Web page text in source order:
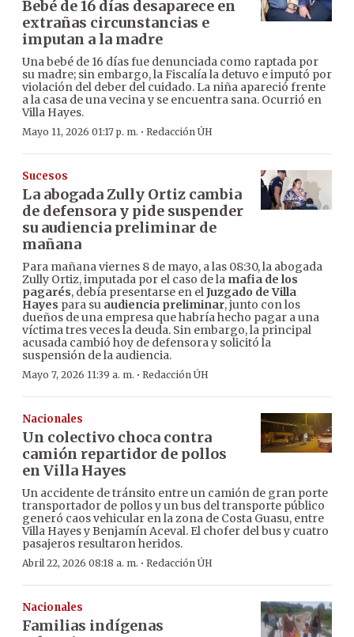
Bebé de 16 días desaparece en
extrañas circunstancias e
imputan a la madre
Una bebé de 16 días fue denunciada como raptada por
su madre; sin embargo, la Fiscalía la detuvo e imputó por
violación del deber del cuidado. La niña apareció frente
a la casa de una vecina y se encuentra sana. Ocurrió en
Villa Hayes.
Mayo 11, 2026 01:17 p. m. · Redacción ÚH
Sucesos
La abogada Zully Ortiz cambia
de defensora y pide suspender
su audiencia preliminar de
mañana
Para mañana viernes 8 de mayo, a las 08:30, la abogada
Zully Ortiz, imputada por el caso de la mafia de los
pagarés, debía presentarse en elJuzgado de Villa
Hayes para su audiencia preliminar, junto con los
dueños de una empresa que habría hecho pagar a una
víctima tres veces la deuda. Sin embargo, la principal
acusada cambió hoy de defensora y solicitó la
suspensión de la audiencia.
Mayo 7, 2026 11:39 a. m. · Redacción ÚH
Nacionales
Un colectivo choca contra
camión repartidor de pollos
en Villa Hayes
Un accidente de tránsito entre un camión de gran porte
transportador de pollos y un bus del transporte público
generó caos vehicular en la zona de Costa Guasu, entre
Villa Hayes y Benjamín Aceval. El chofer del bus y cuatro
pasajeros resultaron heridos.
Abril 22, 2026 08:18 a. m. · Redacción ÚH
Nacionales
Familias indígenas